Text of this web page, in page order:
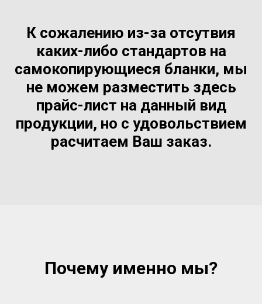
К сожалению из-за отсутвия
каких-либо стандартов на
самокопирующиеся бланки, мы
не можем разместить здесь
прайс-лист на данный вид
продукции, но с удовольствием
расчитаем Ваш заказ.
Почему именно мы?